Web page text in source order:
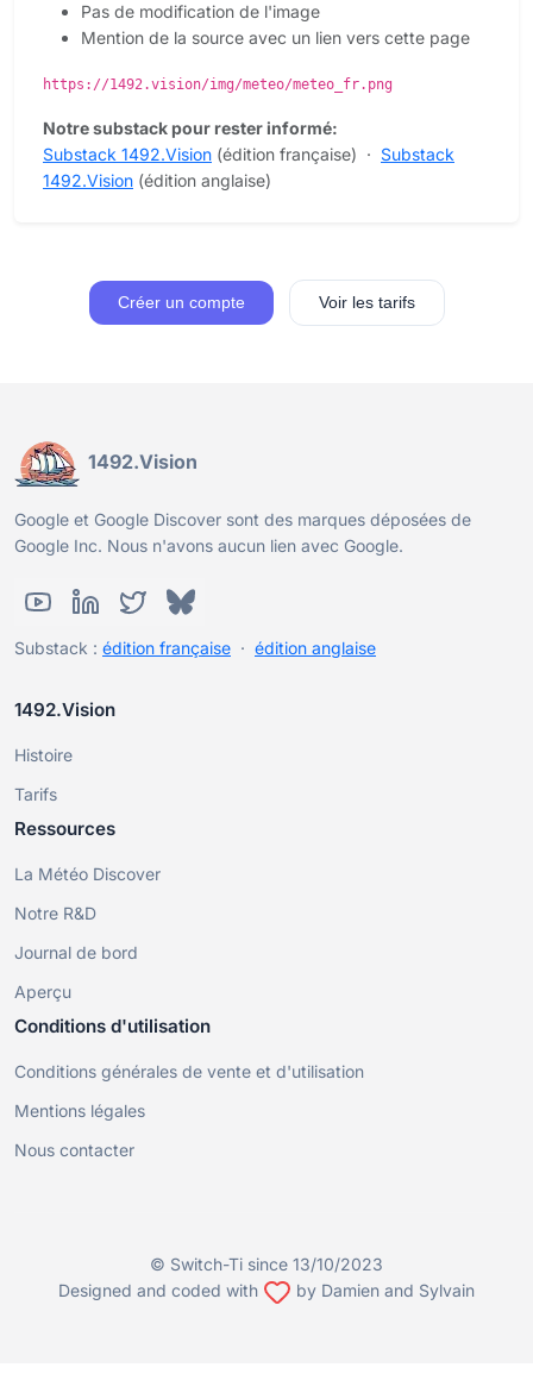
Pas de modification de l'image
Mention de la source avec un lien vers cette page
https://1492.vision/img/meteo/meteo_fr.png
Notre substack pour rester informé:
Substack 1492.Vision (édition française) · Substack
1492.Vision (édition anglaise)
Créer un compte Voir les tarifs
1492.Vision
Google et Google Discover sont des marques déposées de
Google Inc. Nous n'avons aucun lien avec Google.
Substack : édition française · édition anglaise
1492.Vision
Histoire
Tarifs
Ressources
La Météo Discover
Notre R&D
Journal de bord
Aperçu
Conditions d'utilisation
Conditions générales de vente et d'utilisation
Mentions légales
Nous contacter
© Switch-Ti since 13/10/2023
Designed and coded with
by Damien and Sylvain